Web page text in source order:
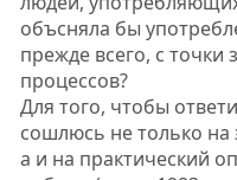
объсняла бы
прежде всего, с точки
процессов?
Для того, чтобы
сошлюсь не только на
а и на практический